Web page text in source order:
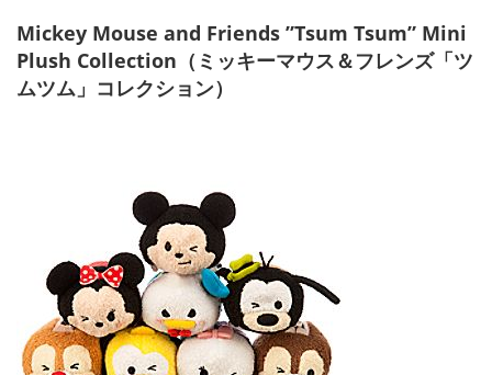
Mickey Mouse and Friends ”Tsum Tsum” Mini
Plush Collection（ミッキーマウス＆フレンズ「ツ
ムツム」コレクション）